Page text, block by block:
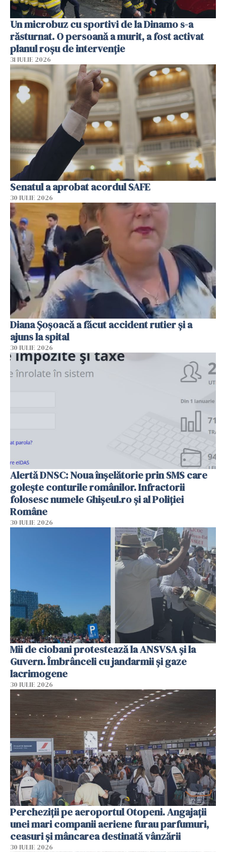
Un microbuz cu sportivi de la Dinamo s-a
răsturnat. O persoană a murit, a fost activat
planul roșu de intervenție
31 IULIE 2026
Senatul a aprobat acordul SAFE
30 IULIE 2026
Diana Șoșoacă a făcut accident rutier și a
ajuns la spital
30 IULIE 2026
Alertă DNSC: Noua înșelătorie prin SMS care
golește conturile românilor. Infractorii
folosesc numele Ghișeul.ro și al Poliției
Române
30 IULIE 2026
Mii de ciobani protestează la ANSVSA și la
Guvern. Îmbrânceli cu jandarmii și gaze
lacrimogene
30 IULIE 2026
Percheziții pe aeroportul Otopeni. Angajații
unei mari companii aeriene furau parfumuri,
ceasuri și mâncarea destinată vânzării
30 IULIE 2026